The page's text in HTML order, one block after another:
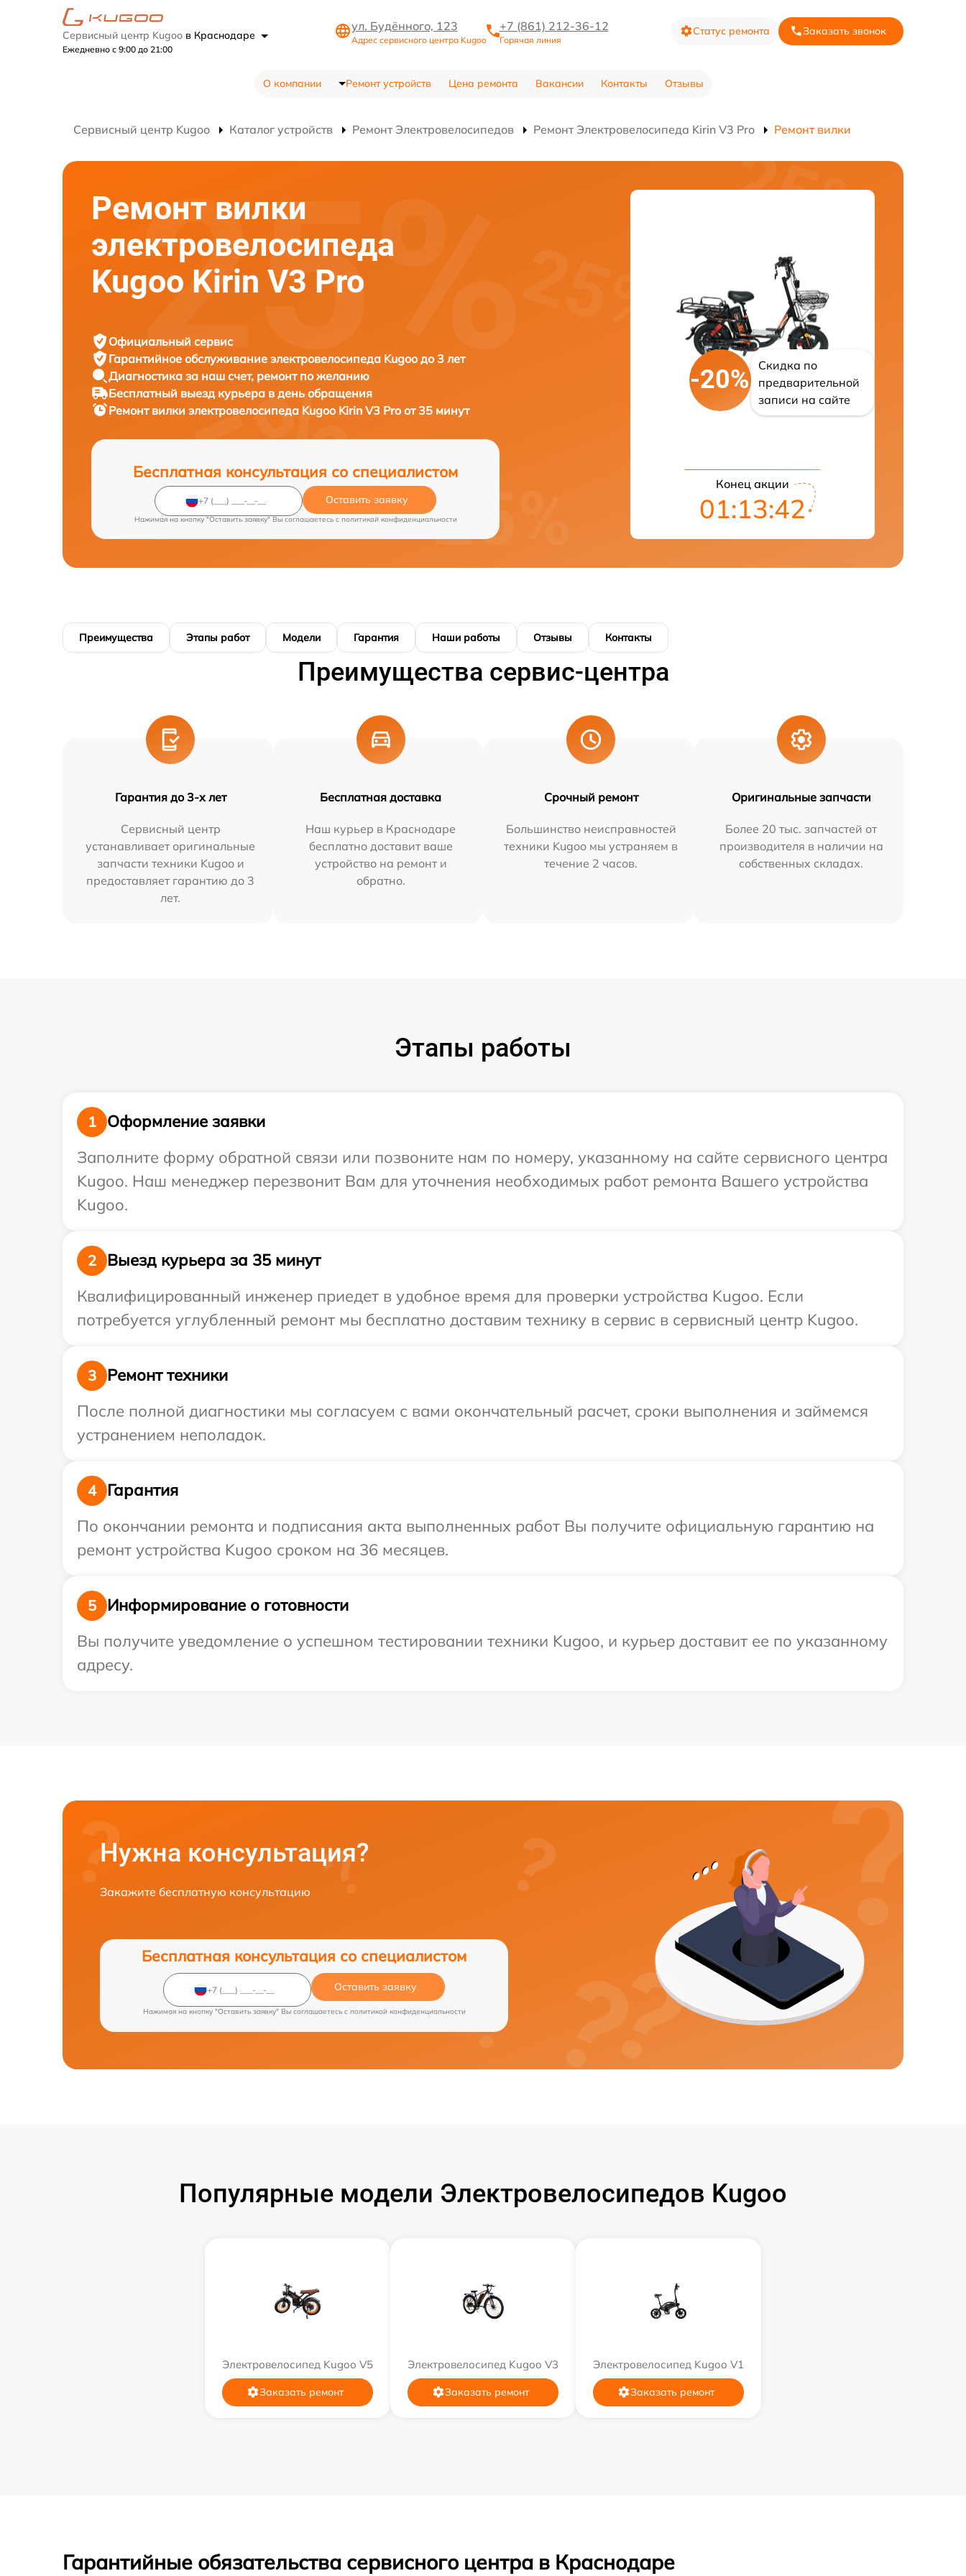
Сервисный центр Kugoo в Краснодаре
Ежедневно с 9:00 до 21:00
ул. Будённого, 123
Адрес сервисного центра Kugoo
+7 (861) 212-36-12
Горячая линия
Статус ремонта Заказать звонок
О компании Ремонт устройств Цена ремонта Вакансии Контакты Отзывы
Сервисный центр Kugoo Каталог устройств Ремонт Электровелосипедов Ремонт Электровелосипеда Kirin V3 Pro Ремонт вилки
Ремонт вилки
электровелосипеда
Kugoo Kirin V3 Pro
Официальный сервис
Гарантийное обслуживание электровелосипеда Kugoo до 3 лет
Диагностика за наш счет, ремонт по желанию
Бесплатный выезд курьера в день обращения
Ремонт вилки электровелосипеда Kugoo Kirin V3 Pro от 35 минут
Бесплатная консультация со специалистом
Оставить заявку
Нажимая на кнопку "Оставить заявку" Вы соглашаетесь c политикой конфиденциальности
-20%
Скидка по
предварительной
записи на сайте
Конец акции
01:13:41
Преимущества Этапы работ Модели Гарантия Наши работы Отзывы Контакты
Преимущества сервис-центра
Гарантия до 3-х лет
Сервисный центр
устанавливает оригинальные
запчасти техники Kugoo и
предоставляет гарантию до 3
лет.
Бесплатная доставка
Наш курьер в Краснодаре
бесплатно доставит ваше
устройство на ремонт и
обратно.
Срочный ремонт
Большинство неисправностей
техники Kugoo мы устраняем в
течение 2 часов.
Оригинальные запчасти
Более 20 тыс. запчастей от
производителя в наличии на
собственных складах.
Этапы работы
1
Оформление заявки
Заполните форму обратной связи или позвоните нам по номеру, указанному на сайте сервисного центра
Kugoo. Наш менеджер перезвонит Вам для уточнения необходимых работ ремонта Вашего устройства
Kugoo.
2
Выезд курьера за 35 минут
Квалифицированный инженер приедет в удобное время для проверки устройства Kugoo. Если
потребуется углубленный ремонт мы бесплатно доставим технику в сервис в сервисный центр Kugoo.
3
Ремонт техники
После полной диагностики мы согласуем с вами окончательный расчет, сроки выполнения и займемся
устранением неполадок.
4
Гарантия
По окончании ремонта и подписания акта выполненных работ Вы получите официальную гарантию на
ремонт устройства Kugoo сроком на 36 месяцев.
5
Информирование о готовности
Вы получите уведомление о успешном тестировании техники Kugoo, и курьер доставит ее по указанному
адресу.
Нужна консультация?
Закажите бесплатную консультацию
Бесплатная консультация со специалистом
Оставить заявку
Нажимая на кнопку "Оставить заявку" Вы соглашаетесь c политикой конфиденциальности
Популярные модели Электровелосипедов Kugoo
Электровелосипед Kugoo V5
Заказать ремонт
Электровелосипед Kugoo V3
Заказать ремонт
Электровелосипед Kugoo V1
Заказать ремонт
Гарантийные обязательства сервисного центра в Краснодаре